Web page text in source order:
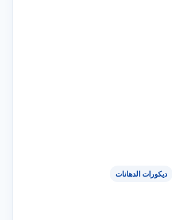
ديكورات الدهانات